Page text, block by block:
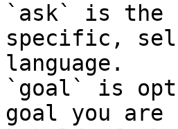
`ask` is the
specific,
language.
`goal` is
goal you